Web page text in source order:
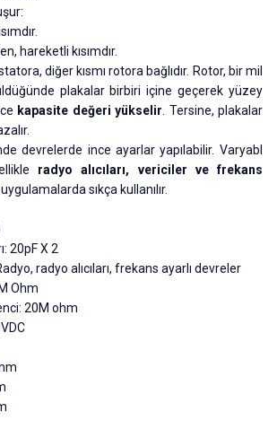
hareketli kısımdır.
diğer kısmı rotora bağlıdır. Rotor, bir mil
plakalar birbiri içine geçerek yüzey
kapasite değeri yükselir . Tersine, plakalar
devrelerde ince ayarlar yapılabilir. Varyabl
radyo alıcıları, vericiler ve frekans
sıkça kullanılır.
20pF X 2
radyo alıcıları, frekans ayarlı devreler
Ohm
20M ohm